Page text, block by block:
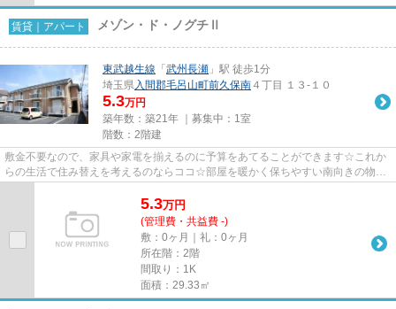
賃貸｜アパート メゾン・ド・ノグチⅡ
東武越生線 「 武州長瀬 」駅 徒歩1分
埼玉県入間郡毛呂山町前久保南 ４丁目 １３-１０
5.3万円
築年数：築21年 ｜募集中： 1室
階数：2階建
敷金不要なので、家具や家電を揃えるのに予算をあてることができます☆これか
らの生活で住み替えを考えるのならココ☆部屋を暖かく保ちやすい南向きの物件
5.3万円
(管理費・共益費 -)
敷：0ヶ月｜礼：0ヶ月
所在階：2階
間取り：1K
面積：29.33㎡